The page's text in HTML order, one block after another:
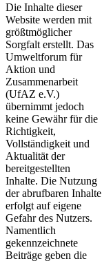
Die Inhalte dieser
Website werden mit
größtmöglicher
Sorgfalt erstellt. Das
Umweltforum für
Aktion und
Zusammenarbeit
(UfAZ e.V.)
übernimmt jedoch
keine Gewähr für die
Richtigkeit,
Vollständigkeit und
Aktualität der
bereitgestellten
Inhalte. Die Nutzung
der abrufbaren Inhalte
erfolgt auf eigene
Gefahr des Nutzers.
Namentlich
gekennzeichnete
Beiträge geben die